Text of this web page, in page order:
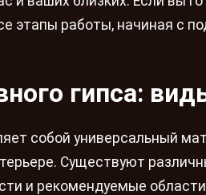
этапы работы, начиная с
гипса:
собой универсальный
Существуют
и рекомендуемые